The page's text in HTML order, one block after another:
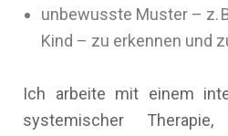
unbewusste Muster – z.
Kind – zu erkennen und
Ich arbeite mit einem
systemischer